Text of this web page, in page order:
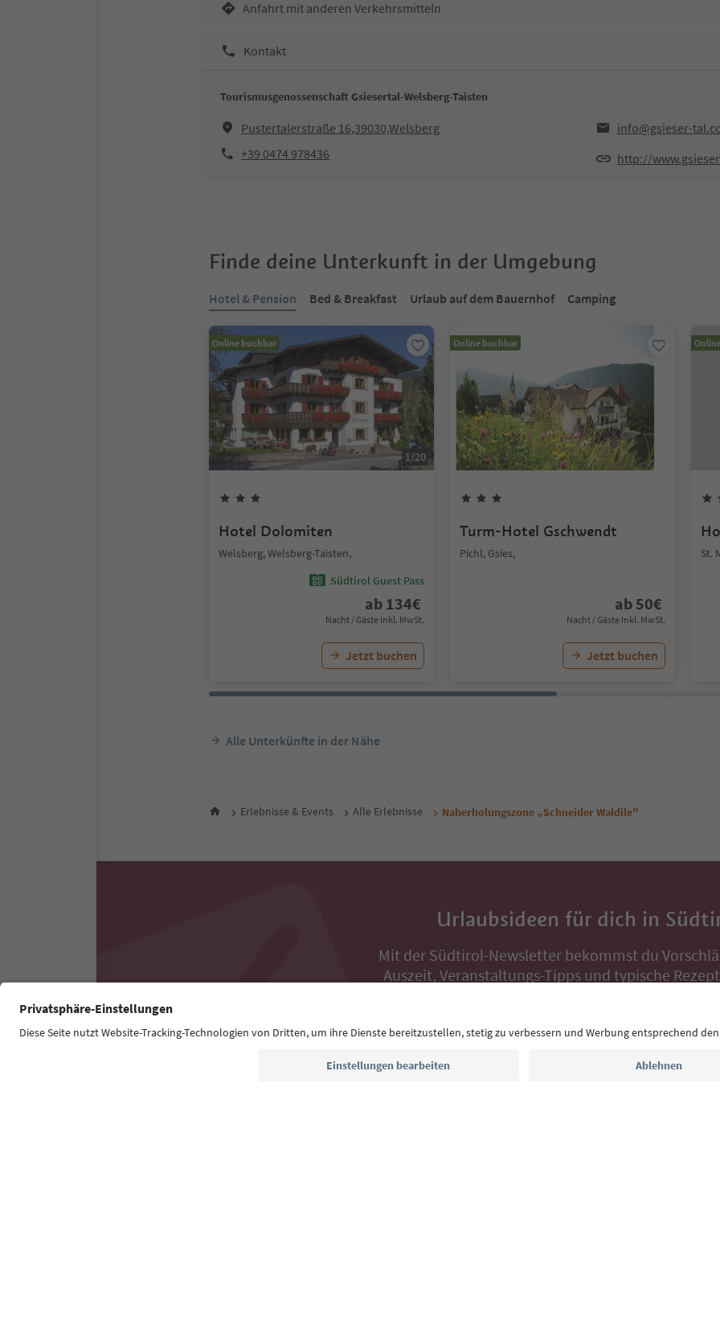
Anfahrt mit anderen Verkehrsmitteln
Kontakt
Tourismusgenossenschaft Gsiesertal-Welsberg-Taisten
Pustertalerstraße 16,39030,Welsberg
info@gsieser-
+39 0474 978436
http://
Finde deine Unterkunft in der Umgebung
Hotel & Pension Bed & Breakfast Urlaub auf dem Bauernhof Camping
Online buchbar
1/20
Hotel Dolomiten
Welsberg, Welsberg-Taisten,
Südtirol Guest Pass
ab 134€
Nacht / Gäste Inkl. MwSt.
Jetzt buchen
Online buchbar
Turm-Hotel Gschwendt
Pichl, Gsies,
ab 50€
Nacht / Gäste Inkl. MwSt.
Jetzt buchen
St.
Alle Unterkünfte in der Nähe
Erlebnisse & Events Alle Erlebnisse Naherholungszone „Schneider Waldile"
Urlaubsideen für dich in
Mit der Südtirol-Newsletter bekommst du
Auszeit, Veranstaltungs-Tipps und typische